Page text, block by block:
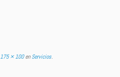
175 × 100enServicios.